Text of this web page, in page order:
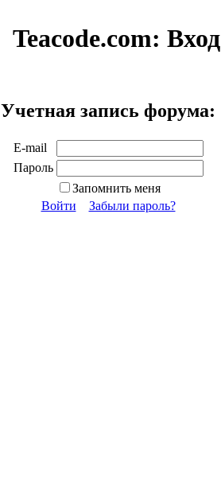
Teacode.com: Вход
Учетная запись форума:
E-mail
Пароль
Запомнить меня
Войти
Забыли пароль?